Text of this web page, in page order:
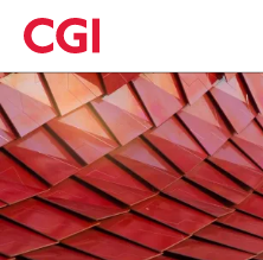
Skip
to
main
content